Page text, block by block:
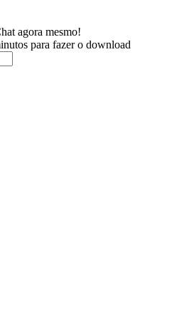
agora mesmo!
para fazer o download